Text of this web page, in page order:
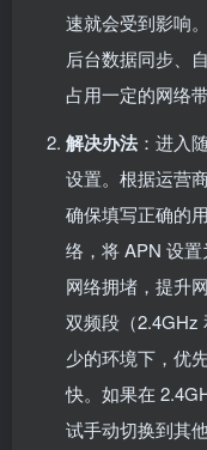
速就会受到影响
后台数据同步、
占用一定的网络
解决办法：进入
设置。根据运营
确保填写正确的
络，将 APN 设置
网络拥堵，提升
双频段（2.4GHz
少的环境下，优
快。如果在
试手动切换到其